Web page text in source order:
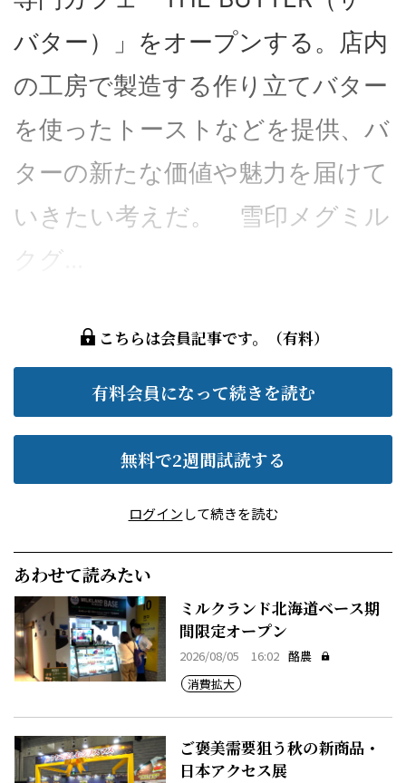
バター）」をオープンする。店内
の工房で製造する作り立てバター
を使ったトーストなどを提供、バ
ターの新たな価値や魅力を届けて
いきたい考えだ。 雪印メグミル
クグ...
こちらは会員記事です。（有料）
有料会員になって続きを読む
無料で2週間試読する
ログインして続きを読む
あわせて読みたい
ミルクランド北海道ベース期
間限定オープン
2026/08/05 16:02 酪農
消費拡大
ご褒美需要狙う秋の新商品・
日本アクセス展